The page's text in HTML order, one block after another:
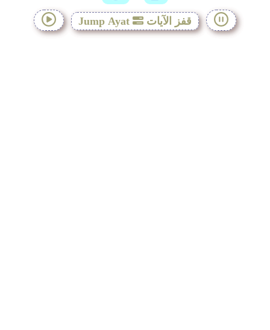
Jump Ayat قفز الآيات